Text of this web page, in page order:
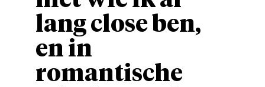
lang close ben,
en in
romantische